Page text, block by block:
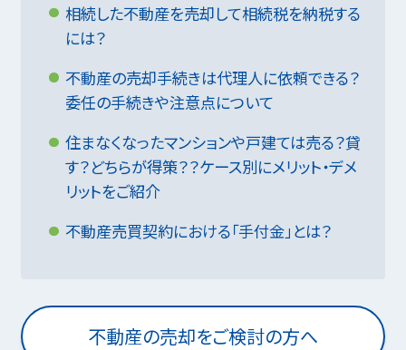
相続した不動産を売却して相続税を納税する
には？
不動産の売却手続きは代理人に依頼できる？
委任の手続きや注意点について
住まなくなったマンションや戸建ては売る？貸
す？どちらが得策？？ケース別にメリット・デメ
リットをご紹介
不動産売買契約における「手付金」とは？
不動産の売却をご検討の方へ